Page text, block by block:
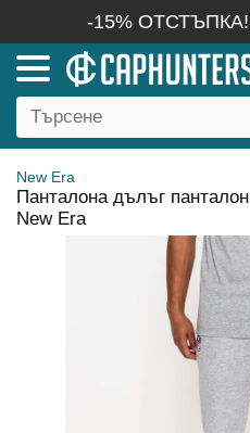
-15% ОТСТЪПКА!
New Era
Панталона дълъг
New Era